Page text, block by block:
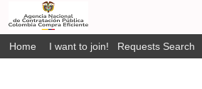
Home I want to join! Requests Search